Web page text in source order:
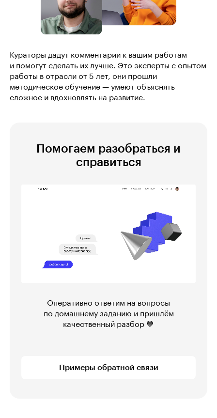
Кураторы дадут комментарии к вашим работам
и помогут сделать их лучше. Это эксперты с опытом
работы в отрасли от 5 лет, они прошли
методическое обучение — умеют объяснять
сложное и вдохновлять на развитие.
Помогаем разобраться и
справиться
Оперативно ответим на вопросы
по домашнему заданию и пришлём
качественный разбор 💙
Примеры обратной связи